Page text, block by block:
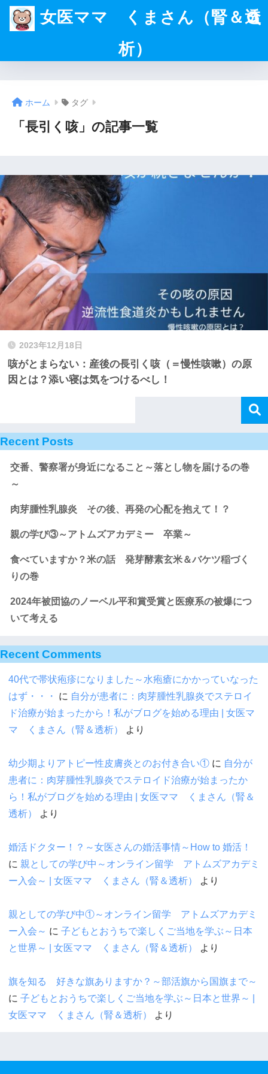
女医ママ くまさん（腎＆透
析）
ホーム タグ
「長引く咳」の記事一覧
2023年12月18日
咳がとまらない：産後の長引く咳（＝慢性咳嗽）の原
因とは？添い寝は気をつけるべし！
Recent Posts
交番、警察署が身近になること～落とし物を届けるの巻
～
肉芽腫性乳腺炎 その後、再発の心配を抱えて！？
親の学び③～アトムズアカデミー 卒業～
食べていますか？米の話 発芽酵素玄米＆バケツ稲づく
りの巻
2024年被団協のノーベル平和賞受賞と医療系の被爆につ
いて考える
Recent Comments
40代で帯状疱疹になりました～水疱瘡にかかっていなった
はず・・・
に 自分が患者に：肉芽腫性乳腺炎でステロイ
ド治療が始まったから！私がブログを始める理由 | 女医マ
マ くまさん（腎＆透析）
より
幼少期よりアトピー性皮膚炎とのお付き合い① に 自分が
患者に：肉芽腫性乳腺炎でステロイド治療が始まったか
ら！私がブログを始める理由 | 女医ママ くまさん（腎＆
透析）
より
婚活ドクター！？～女医さんの婚活事情～How to 婚活！
に 親としての学び中～オンライン留学 アトムズアカデミ
ー入会～ | 女医ママ くまさん（腎＆透析）
より
親としての学び中①～オンライン留学 アトムズアカデミ
ー入会～ に 子どもとおうちで楽しくご当地を学ぶ～日本
と世界～ | 女医ママ くまさん（腎＆透析）
より
旗を知る 好きな旗ありますか？～部活旗から国旗まで～
に 子どもとおうちで楽しくご当地を学ぶ～日本と世界～ |
女医ママ くまさん（腎＆透析）
より